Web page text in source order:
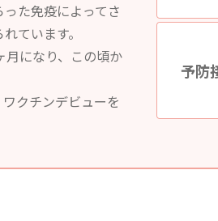
た免疫によってさ
ています。
月になり、この頃か
クチンデビューを
予防